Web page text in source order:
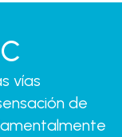
vías
de